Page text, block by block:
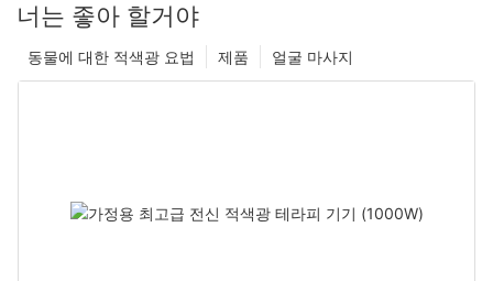
너는 좋아 할거야
얼굴 마사지
제품
동물에 대한 적색광 요법